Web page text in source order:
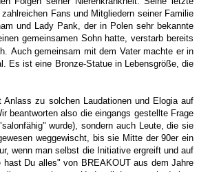
Fans und Mitgliedern seiner Familie
und Lady Pank, der in Polen sehr bekannte
gemeinsamen Sohn hatte, verstarb bereits
Auch gemeinsam mit dem Vater machte er in
Es ist eine Bronze-Statue in Lebensgröße, die
zu solchen Laudationen und Elogia auf
beantworten also die eingangs gestellte Frage
wurde), sondern auch Leute, die sie
weggewischt, bis sie Mitte der 90er ein
wenn man selbst die Initiative ergreift und auf
Du alles" von BREAKOUT aus dem Jahre